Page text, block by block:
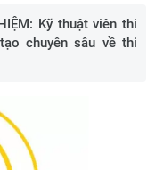
: Kỹ thuật viên thi
chuyên sâu về thi